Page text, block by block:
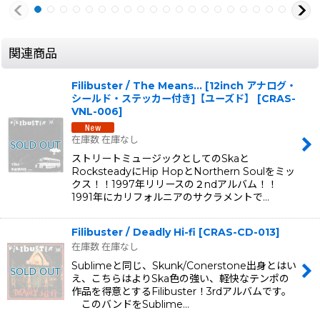
関連商品
Filibuster / The Means... [12inch アナログ・
シールド・ステッカー付き]【ユーズド】
[CRAS-
VNL-006]
在庫数 在庫なし
ストリートミュージックとしてのSkaと
RocksteadyにHip HopとNorthern Soulをミッ
クス！！1997年リリースの２ndアルバム！！
1991年にカリフォルニアのサクラメントで…
Filibuster / Deadly Hi-fi [CRAS-CD-013]
在庫数 在庫なし
Sublimeと同じ、Skunk/Conerstone出身とはい
え、こちらはよりSka色の強い、軽快なテンポの
作品を得意とするFilibuster！3rdアルバムです。
このバンドをSublime…